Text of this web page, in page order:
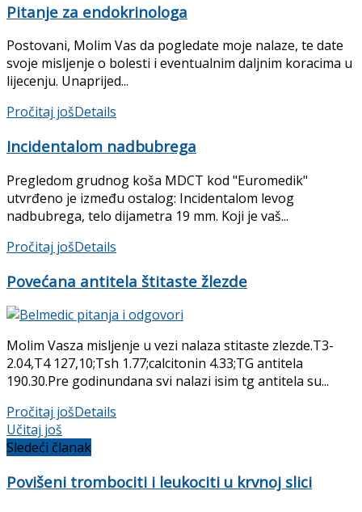
Pitanje za endokrinologa
Postovani, Molim Vas da pogledate moje nalaze, te date
svoje misljenje o bolesti i eventualnim daljnim koracima u
lijecenju. Unaprijed...
Pročitaj jošDetails
Incidentalom nadbubrega
Pregledom grudnog koša MDCT kod "Euromedik"
utvrđeno je između ostalog: Incidentalom levog
nadbubrega, telo dijametra 19 mm. Koji je vaš...
Pročitaj jošDetails
Povećana antitela štitaste žlezde
Molim Vasza misljenje u vezi nalaza stitaste zlezde.T3-
2.04,T4 127,10;Tsh 1.77;calcitonin 4.33;TG antitela
190.30.Pre godinundana svi nalazi isim tg antitela su...
Pročitaj jošDetails
Učitaj još
Sledeći članak
Povišeni trombociti i leukociti u krvnoj slici